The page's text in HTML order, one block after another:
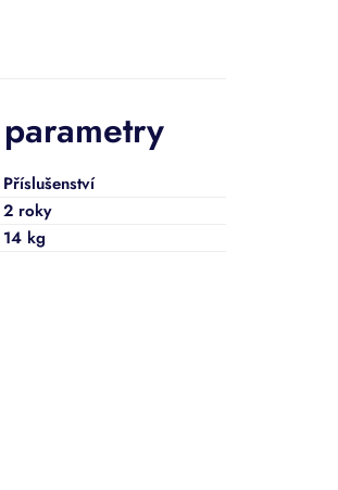
Příslušenství
2 roky
14 kg